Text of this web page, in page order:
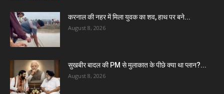
करनाल की नहर में मिला युवक का शव, हाथ पर बने...
August 8, 2026
सुखबीर बादल की PM से मुलाकात के पीछे क्या था प्लान?...
August 8, 2026